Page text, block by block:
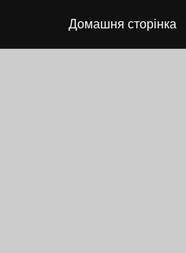
Домашня сторінка